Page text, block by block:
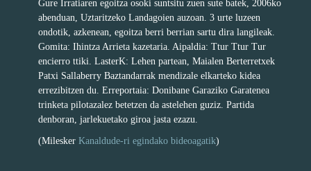
Gure Irratiaren egoitza osoki suntsitu zuen sute batek, 2006ko
abenduan, Uztaritzeko Landagoien auzoan. 3 urte luzeen
ondotik, azkenean, egoitza berri berrian sartu dira langileak.
Gomita: Ihintza Arrieta kazetaria. Aipaldia: Ttur Ttur Tur
encierro ttiki. LasterK: Lehen partean, Maialen Berterretxek
Patxi Sallaberry Baztandarrak mendizale elkarteko kidea
errezibitzen du. Erreportaia: Donibane Garaziko Garatenea
trinketa pilotazalez betetzen da astelehen guziz. Partida
denboran, jarlekuetako giroa jasta ezazu.
(Milesker Kanaldude-ri egindako bideoagatik)